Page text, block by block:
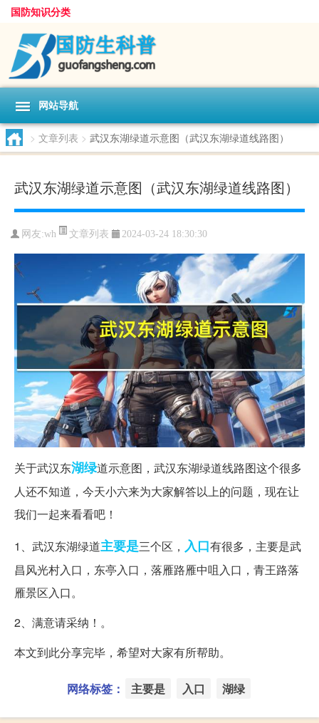
国防知识分类
网站导航
> 文章列表 > 武汉东湖绿道示意图（武汉东湖绿道线路图）
武汉东湖绿道示意图（武汉东湖绿道线路图）
网友:wh 文章列表 2024-03-24 18:30:30
关于武汉东湖绿道示意图，武汉东湖绿道线路图这个很多
人还不知道，今天小六来为大家解答以上的问题，现在让
我们一起来看看吧！
1、武汉东湖绿道主要是三个区， 入口有很多，主要是武
昌风光村入口，东亭入口，落雁路雁中咀入口，青王路落
雁景区入口。
2、满意请采纳！。
本文到此分享完毕，希望对大家有所帮助。
网络标签： 主要是 入口 湖绿